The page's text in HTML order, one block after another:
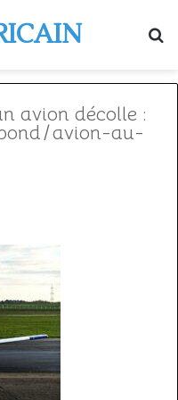
avion décolle :
/avion-au-